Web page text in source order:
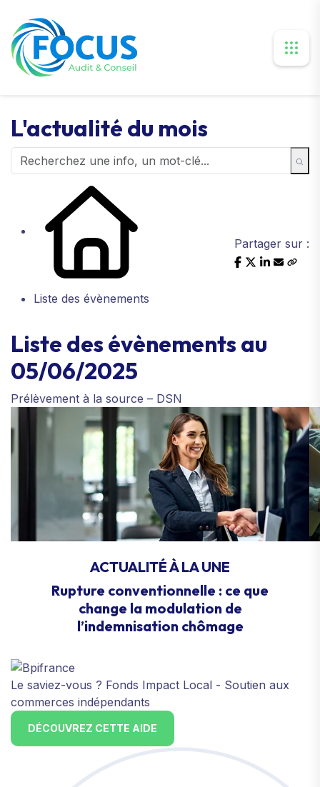
L'actualité du mois
Liste des évènements
Partager sur :
Liste des évènements au
05/06/2025
Prélèvement à la source – DSN
ACTUALITÉ À LA UNE
Rupture conventionnelle : ce que
change la modulation de
l’indemnisation chômage
Le saviez-vous ? Fonds Impact Local - Soutien aux
commerces indépendants
DÉCOUVREZ CETTE AIDE